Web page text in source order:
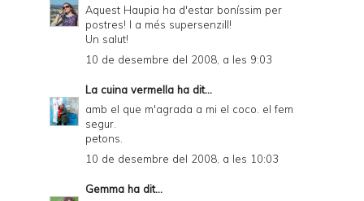
Aquest Haupia ha d'estar boníssim per
postres! I a més supersenzill!
Un salut!
10 de desembre del 2008, a les 9:03
La cuina vermella ha dit...
amb el que m'agrada a mi el coco. el fem
segur.
petons.
10 de desembre del 2008, a les 10:03
Gemma ha dit...